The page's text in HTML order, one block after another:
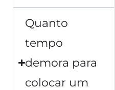
Quanto
tempo
demora para
colocar um